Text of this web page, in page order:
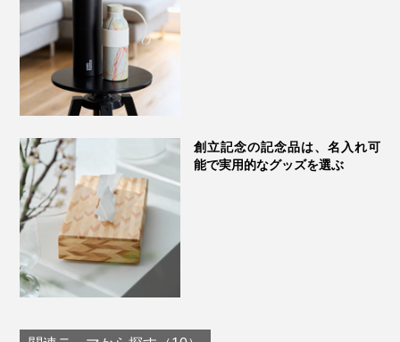
創立記念の記念品は、名入れ可
能で実用的なグッズを選ぶ